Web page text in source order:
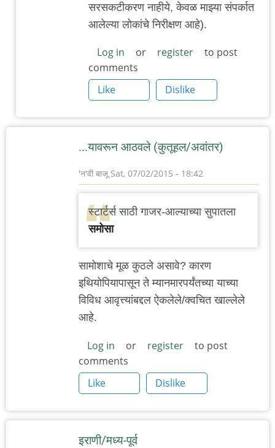
सरसकटीकरण नाहीये, केवळ माझ्या संपर्कात
आलेल्या लोकांचे निरीक्षण आहे).
Log in or register
to post
comments
Like
Dislike
...यावरून आठवले (कुतूहल/अवांतर)
'न'वी बाजूSat, 07/02/2015 - 18:42
स्टार्टर्स साठी गाजर-आल्याच्या सुपातला
समोसा
सामोशाचे मूळ कुठले असावे? कारण
इथियोपियापासून ते म्यानमारपर्यंतच्या याच्या
विविध आवृत्त्यांबद्दल ऐकलेले/क्वचित खाल्लेले
आहे.
Log in or register
to post
comments
Like
Dislike
इराणी/मध्य-पूर्व